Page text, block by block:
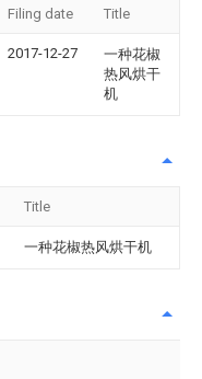
Filing date Title
2017-12-27
一种花椒
热风烘干
机
Title
一种花椒热风烘干机